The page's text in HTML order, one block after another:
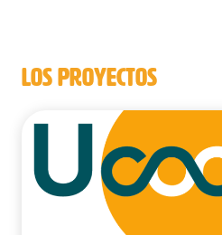
LOS PROYECTOS